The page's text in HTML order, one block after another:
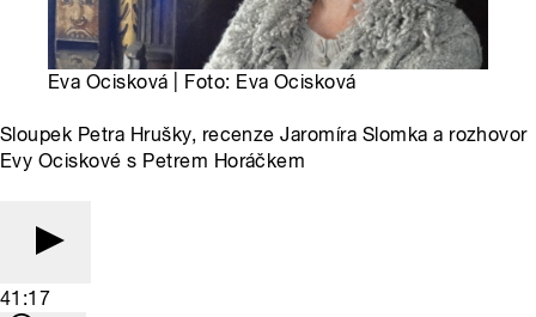
Eva Ocisková | Foto: Eva Ocisková
Sloupek Petra Hrušky, recenze Jaromíra Slomka a rozhovor
Evy Ociskové s Petrem Horáčkem
41:17